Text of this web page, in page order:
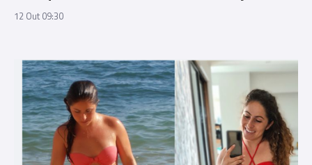
12 Out 09:30